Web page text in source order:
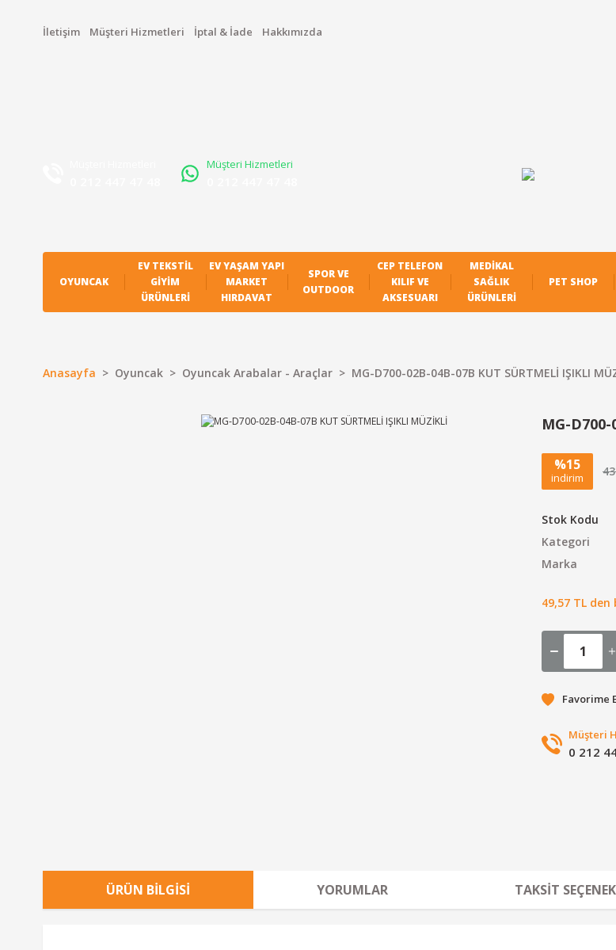
İletişim Müşteri Hizmetleri İptal & İade Hakkımızda
Müşteri Hizmetleri
OYUNCAK
EV TEKSTIL
GIYIM
ÜRÜNLERI
EV YAŞAM YAPI
MARKET
HIRDAVAT
SPOR VE
OUTDOOR
CEP TELEFON
KILIF VE
AKSESUARI
MEDIKAL
SAĞLIK
ÜRÜNLERI
PET SHOP
Anasayfa Oyuncak Oyuncak Arabalar - Araçlar MG-D700-02B-04B-07B KUT SÜRTMELİ IŞIKLI
MG-
%15
indirim
Stok Kodu
Kategori
Marka
49,57 TL
Müşteri
0 212
ÜRÜN BILGISI YORUMLAR TAKSIT